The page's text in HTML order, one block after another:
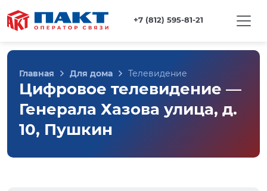
+7 (812) 595-81-21
Главная Для дома Телевидение
Цифровое телевидение —
Генерала Хазова улица, д.
10, Пушкин